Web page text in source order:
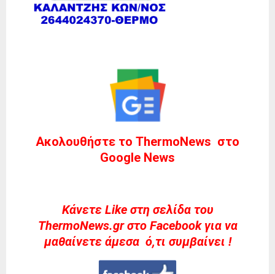
Ακολουθήστε το ThermoNews στο
Google News
Kάνετε Like στη σελίδα του
ThermoNews.gr στο Facebook για να
μαθαίνετε άμεσα ό,τι συμβαίνει !